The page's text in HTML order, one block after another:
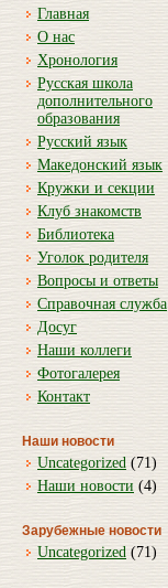
Главная
О нас
Хронология
Русская школа
дополнительного
образования
Русский язык
Македонский язык
Кружки и секции
Клуб знакомств
Библиотека
Уголок родителя
Вопросы и ответы
Справочная служба
Досуг
Наши коллеги
Фотогалерея
Контакт
Наши новости
Uncategorized (71)
Наши новости (4)
Зарубежные новости
Uncategorized (71)